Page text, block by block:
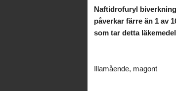
Naftidrofuryl
påverkar färre än 1 av
som tar detta läkemedel
Illamående, magont